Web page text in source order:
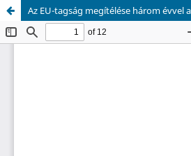
Az EU-tagság megítélése három évvel